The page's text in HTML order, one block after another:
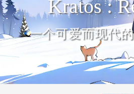
Kratos :
一个可爱而现代